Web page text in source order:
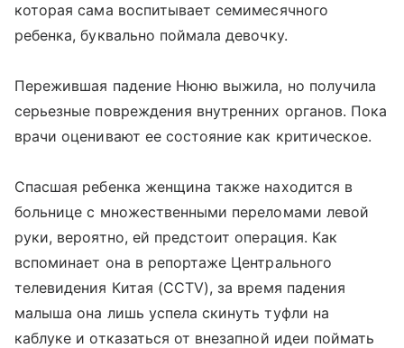
которая сама воспитывает семимесячного
ребенка, буквально поймала девочку.
Пережившая падение Нюню выжила, но получила
серьезные повреждения внутренних органов. Пока
врачи оценивают ее состояние как критическое.
Спасшая ребенка женщина также находится в
больнице с множественными переломами левой
руки, вероятно, ей предстоит операция. Как
вспоминает она в репортаже Центрального
телевидения Китая (CCTV), за время падения
малыша она лишь успела скинуть туфли на
каблуке и отказаться от внезапной идеи поймать